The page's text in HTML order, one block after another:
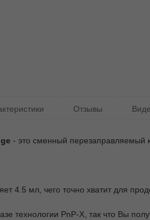
Отзывы
- это сменный перезаправляемый
4.5 мл, чего точно хватит для
технологии PnP-X, так что Вы